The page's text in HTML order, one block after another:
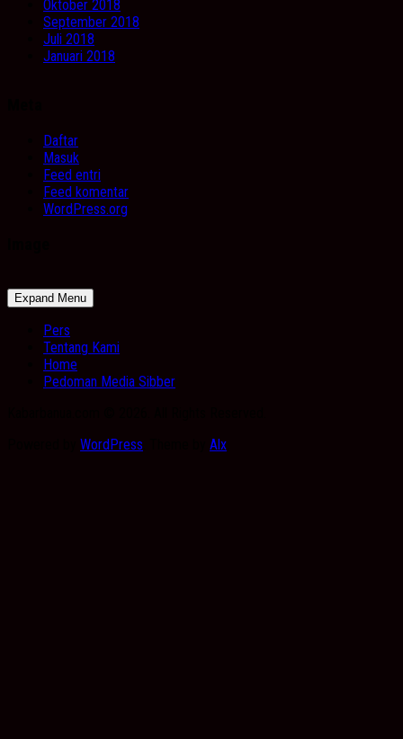
Oktober 2018
September 2018
Juli 2018
Januari 2018
Daftar
Masuk
Feed entri
Feed komentar
WordPress.org
Expand Menu
Pers
Tentang Kami
Home
Pedoman Media Sibber
WordPress Alx